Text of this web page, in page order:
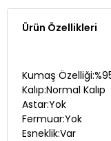
Ürün Özellikleri
Kumaş
Kalıp:Normal Kalıp
Astar:Yok
Fermuar:Yok
Esneklik:Var